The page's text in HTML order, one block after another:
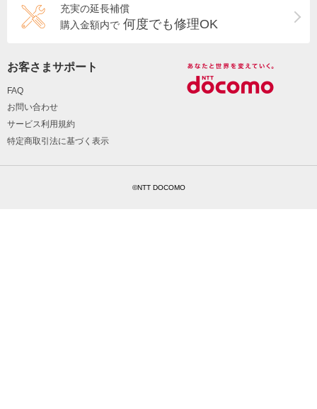
充実の延長補償
購入金額内で 何度でも修理OK
お客さまサポート
FAQ
お問い合わせ
サービス利用規約
特定商取引法に基づく表示
©NTT DOCOMO